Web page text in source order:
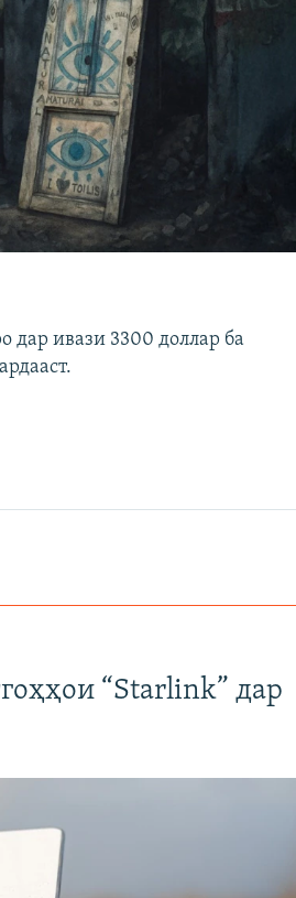
дар ивази 3300 доллар ба
“Starlink” дар